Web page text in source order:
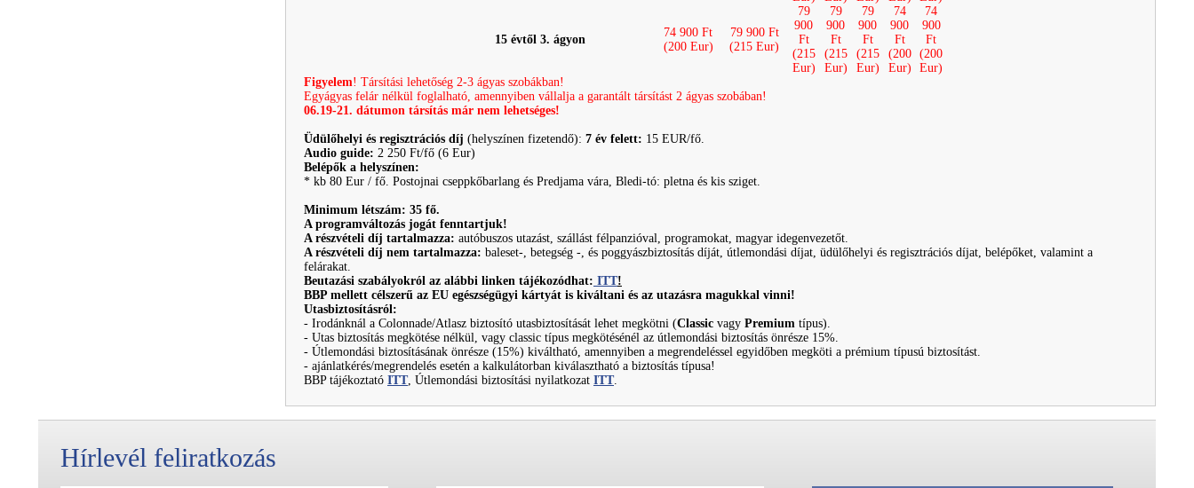
15 évtől 3. ágyon
74 900 Ft
(200 Eur)
79 900 Ft
(215 Eur)
79
900
Ft
(215
Eur)
79
900
Ft
(215
Eur)
79
900
Ft
(215
Eur)
74
900
Ft
(200
Eur)
74
900
Ft
(200
Eur)
Figyelem! Társítási lehetőség 2-3 ágyas szobákban!
Egyágyas felár nélkül foglalható, amennyiben vállalja a garantált társítást 2 ágyas szobában!
06.19-21. dátumon társítás már nem lehetséges!
Üdülőhelyi és regisztrációs díj (helyszínen fizetendő): 7 év felett: 15 EUR/fő.
Audio guide: 2 250 Ft/fő (6 Eur)
Belépők a helyszínen:
* kb 80 Eur / fő. Postojnai cseppkőbarlang és Predjama vára, Bledi-tó: pletna és kis sziget.
Minimum létszám: 35 fő.
A programváltozás jogát fenntartjuk!
A részvételi díj tartalmazza: autóbuszos utazást, szállást félpanzióval, programokat, magyar idegenvezetőt.
A részvételi díj nem tartalmazza: baleset-, betegség -, és poggyászbiztosítás díját, útlemondási díjat, üdülőhelyi és regisztrációs díjat, belépőket, valamint a
felárakat.
Beutazási szabályokról az alábbi linken tájékozódhat: ITT!
BBP mellett célszerű az EU egészségügyi kártyát is kiváltani és az utazásra magukkal vinni!
Utasbiztosításról:
- Irodánknál a Colonnade/Atlasz biztosító utasbiztosítását lehet megkötni (Classic vagy Premium típus).
- Utas biztosítás megkötése nélkül, vagy classic típus megkötésénél az útlemondási biztosítás önrésze 15%.
- Útlemondási biztosításának önrésze (15%) kiváltható, amennyiben a megrendeléssel egyidőben megköti a prémium típusú biztosítást.
- ajánlatkérés/megrendelés esetén a kalkulátorban kiválasztható a biztosítás típusa!
BBP tájékoztató ITT, Útlemondási biztosítási nyilatkozat ITT.
Hírlevél feliratkozás